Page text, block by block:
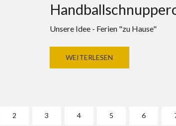
Unsere Idee - Ferien "zu Hause"
WEITERLESEN
2 3 4 5 6